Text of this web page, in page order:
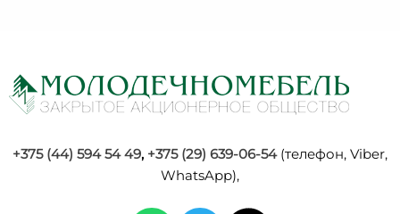
+375 (44) 594 54 49, +375 (29) 639-06-54(телефон, Viber,
WhatsApp),